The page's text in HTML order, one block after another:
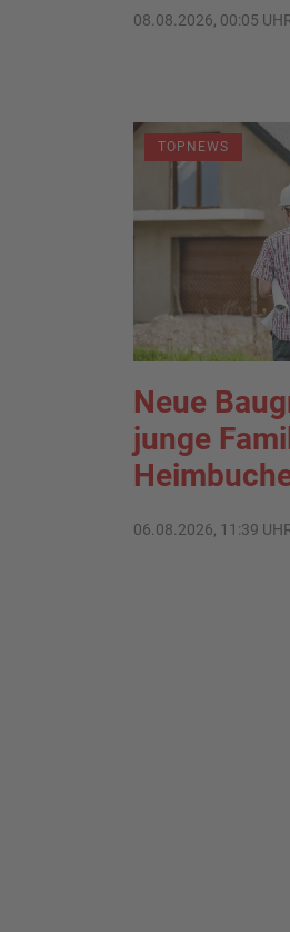
08.08.2026, 00:05
TOPNEWS
Neue
junge
06.08.2026, 11:39